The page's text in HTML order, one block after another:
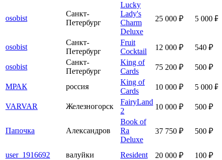
osobist
Санкт-
Петербург
Lucky
Lady's
Charm
Deluxe
25 000 ₽ 5 000 ₽
osobist
Санкт-
Петербург
Fruit
Cocktail
12 000 ₽ 540 ₽
osobist
Санкт-
Петербург
King of
Cards
75 200 ₽ 500 ₽
МРАК россия
King of
Cards
10 000 ₽ 5 000 ₽
VARVAR Железногорск
FairyLand
2
10 000 ₽ 500 ₽
Папочка Александров
Book of
Ra
Deluxe
37 750 ₽ 500 ₽
user_1916692 валуйки Resident 20 000 ₽ 100 ₽